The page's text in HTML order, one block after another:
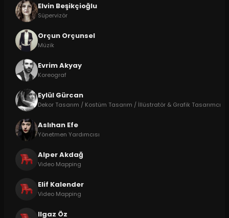
Elvin Beşikçioğlu
Süpervizör
Orçun Orçunsel
Müzik
Evrim Akyay
Koreograf
Eylül Gürcan
Dekor Tasarım / Kostüm Tasarım / İllüstratör & Grafik Tasarımcı
Aslıhan Efe
Yönetmen Yardımcısı
Alper Akdağ
Video Mapping
Elif Kalender
Video Mapping
Ilgaz Öz